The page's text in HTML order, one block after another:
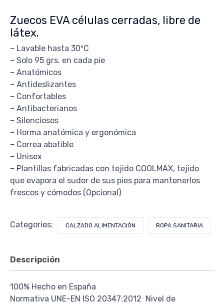
Zuecos EVA células cerradas, libre de
látex.
– Lavable hasta 30ºC
– Solo 95 grs. en cada pie
– Anatómicos
– Antideslizantes
– Confortables
– Antibacterianos
– Silenciosos
– Horma anatómica y ergonómica
– Correa abatible
– Unisex
– Plantillas fabricadas con tejido COOLMAX, tejido
que evapora el sudor de sus pies para mantenerlos
frescos y cómodos (Opcional)
Categories: CALZADO ALIMENTACIÓN ROPA SANITARIA
Descripción
100% Hecho en España
Normativa UNE-EN ISO 20347:2012 Nivel de